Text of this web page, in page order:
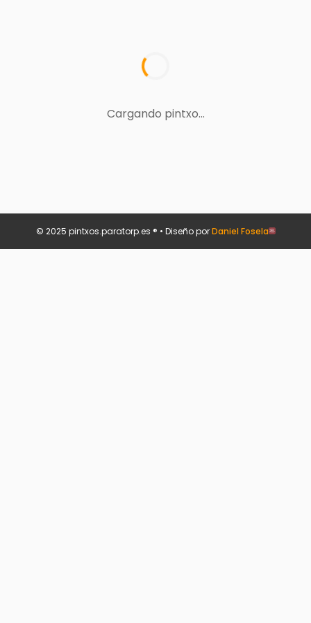
Cargando pintxo...
© 2025 pintxos.paratorp.es ® • Diseño porDaniel Fosela